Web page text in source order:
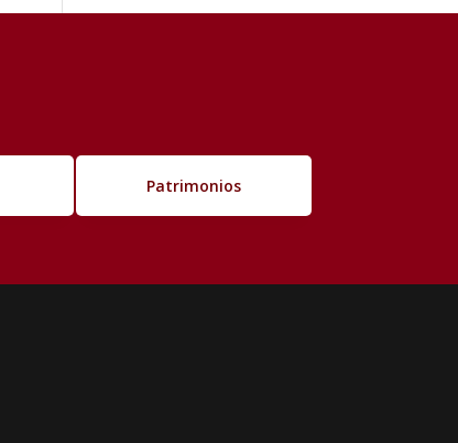
Patrimonios